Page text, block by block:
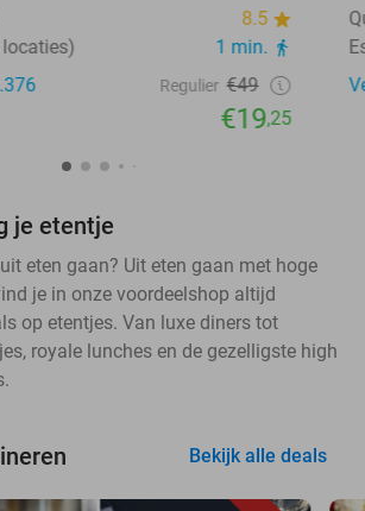
8.5
1 min.
Regulier €49
€19,25
je etentje
eten gaan? Uit eten gaan met hoge
je in onze voordeelshop altijd
op etentjes. Van luxe diners tot
royale lunches en de gezelligste high
Bekijk alle deals